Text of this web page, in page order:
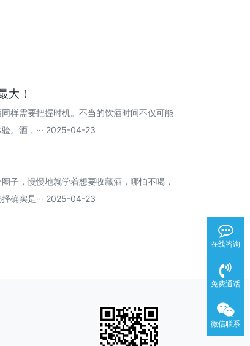
大！
样需要把握时机。不当的饮酒时间不仅可能
。酒，··· 2025-04-23
子，慢慢地就学着想要收藏酒，哪怕不喝，
确实是··· 2025-04-23
在线咨询
免费通话
微信联系